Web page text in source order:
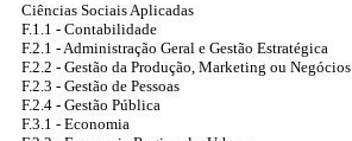
Ciências Sociais Aplicadas
F.1.1 - Contabilidade
F.2.1 - Administração Geral e Gestão Estratégica
F.2.2 - Gestão da Produção, Marketing ou Negócios
F.2.3 - Gestão de Pessoas
F.2.4 - Gestão Pública
F.3.1 - Economia